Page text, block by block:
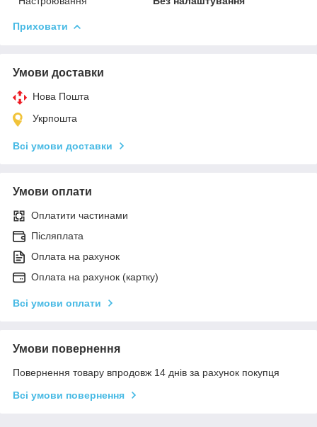
Приховати
Умови доставки
Нова Пошта
Укрпошта
Всі умови доставки
Умови оплати
Оплатити частинами
Післяплата
Оплата на рахунок
Оплата на рахунок (картку)
Всі умови оплати
Умови повернення
Повернення товару впродовж 14 днів за рахунок покупця
Всі умови повернення